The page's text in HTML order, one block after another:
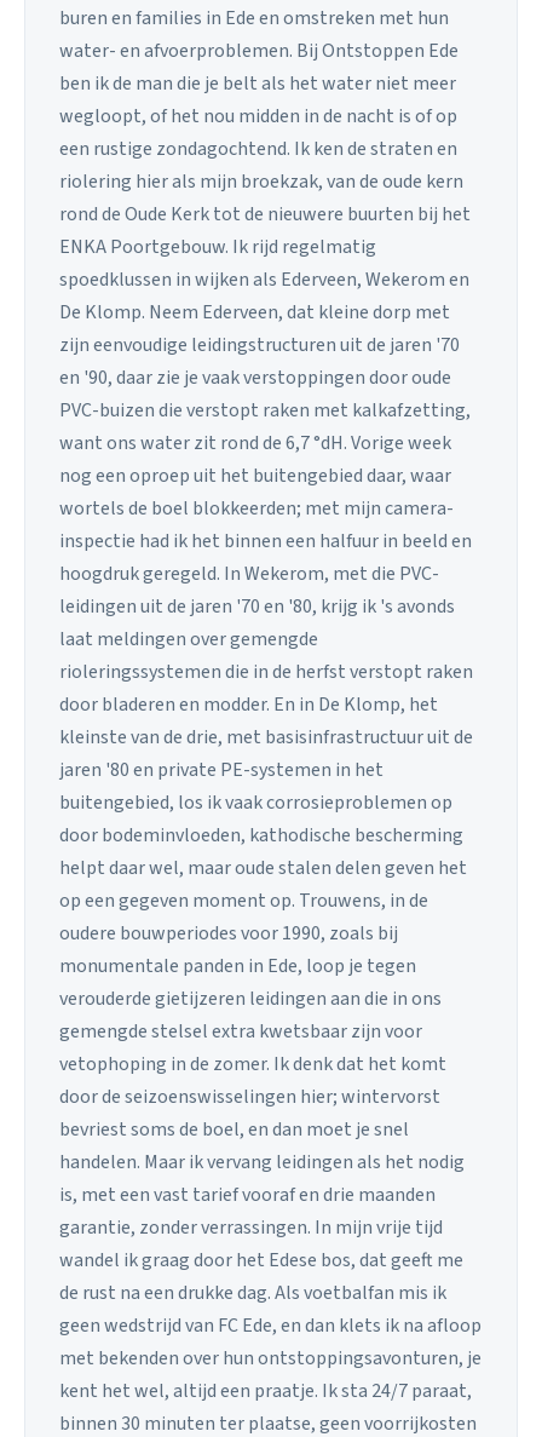
buren en families in Ede en omstreken met hun
water- en afvoerproblemen. Bij Ontstoppen Ede
ben ik de man die je belt als het water niet meer
wegloopt, of het nou midden in de nacht is of op
een rustige zondagochtend. Ik ken de straten en
riolering hier als mijn broekzak, van de oude kern
rond de Oude Kerk tot de nieuwere buurten bij het
ENKA Poortgebouw. Ik rijd regelmatig
spoedklussen in wijken als Ederveen, Wekerom en
De Klomp. Neem Ederveen, dat kleine dorp met
zijn eenvoudige leidingstructuren uit de jaren '70
en '90, daar zie je vaak verstoppingen door oude
PVC-buizen die verstopt raken met kalkafzetting,
want ons water zit rond de 6,7 °dH. Vorige week
nog een oproep uit het buitengebied daar, waar
wortels de boel blokkeerden; met mijn camera-
inspectie had ik het binnen een halfuur in beeld en
hoogdruk geregeld. In Wekerom, met die PVC-
leidingen uit de jaren '70 en '80, krijg ik 's avonds
laat meldingen over gemengde
rioleringssystemen die in de herfst verstopt raken
door bladeren en modder. En in De Klomp, het
kleinste van de drie, met basisinfrastructuur uit de
jaren '80 en private PE-systemen in het
buitengebied, los ik vaak corrosieproblemen op
door bodeminvloeden, kathodische bescherming
helpt daar wel, maar oude stalen delen geven het
op een gegeven moment op. Trouwens, in de
oudere bouwperiodes voor 1990, zoals bij
monumentale panden in Ede, loop je tegen
verouderde gietijzeren leidingen aan die in ons
gemengde stelsel extra kwetsbaar zijn voor
vetophoping in de zomer. Ik denk dat het komt
door de seizoenswisselingen hier; wintervorst
bevriest soms de boel, en dan moet je snel
handelen. Maar ik vervang leidingen als het nodig
is, met een vast tarief vooraf en drie maanden
garantie, zonder verrassingen. In mijn vrije tijd
wandel ik graag door het Edese bos, dat geeft me
de rust na een drukke dag. Als voetbalfan mis ik
geen wedstrijd van FC Ede, en dan klets ik na afloop
met bekenden over hun ontstoppingsavonturen, je
kent het wel, altijd een praatje. Ik sta 24/7 paraat,
binnen 30 minuten ter plaatse, geen voorrijkosten